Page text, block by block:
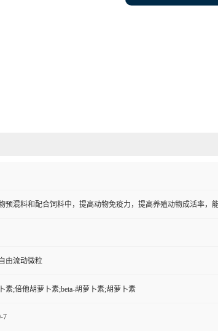
预混料和配合饲料中，提高动物免疫力，提高养殖动物成活率，
由流动微粒
素;倍他胡萝卜素;beta-胡萝卜素;胡萝卜素
7